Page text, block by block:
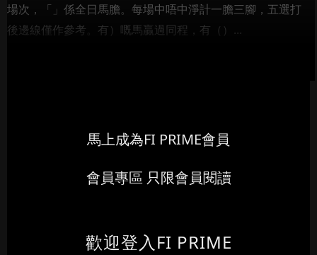
場次，「」係全日馬膽。每場中唔中淨計一膽三腳，五選打
後邊線僅作參考。有）嘅馬贏過同程，有（）...
馬上成為FI PRIME會員
會員專區 只限會員閱讀
歡迎登入FI PRIME